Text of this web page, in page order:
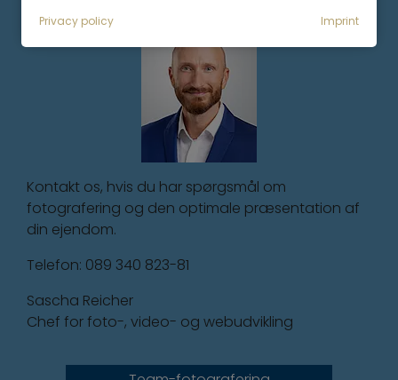
Kontakt os, hvis du har spørgsmål om
fotografering og den optimale præsentation af
din ejendom.
Telefon: 089 340 823-81
Sascha Reicher
Chef for foto-, video- og webudvikling
Privacy policy
Imprint